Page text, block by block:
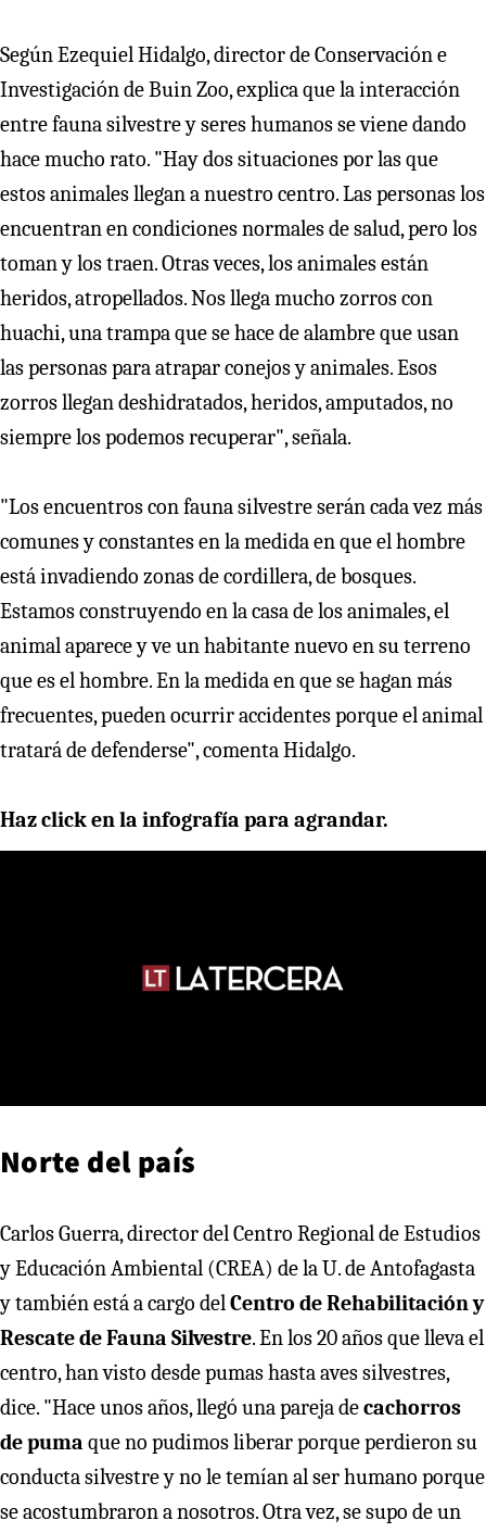
Según Ezequiel Hidalgo, director de Conservación e
Investigación de Buin Zoo, explica que la interacción
entre fauna silvestre y seres humanos se viene dando
hace mucho rato. "Hay dos situaciones por las que
estos animales llegan a nuestro centro. Las personas los
encuentran en condiciones normales de salud, pero los
toman y los traen. Otras veces, los animales están
heridos, atropellados. Nos llega mucho zorros con
huachi, una trampa que se hace de alambre que usan
las personas para atrapar conejos y animales. Esos
zorros llegan deshidratados, heridos, amputados, no
siempre los podemos recuperar", señala.
"Los encuentros con fauna silvestre serán cada vez más
comunes y constantes en la medida en que el hombre
está invadiendo zonas de cordillera, de bosques.
Estamos construyendo en la casa de los animales, el
animal aparece y ve un habitante nuevo en su terreno
que es el hombre. En la medida en que se hagan más
frecuentes, pueden ocurrir accidentes porque el animal
tratará de defenderse", comenta Hidalgo.
Haz click en la infografía para agrandar.
Norte del país
Carlos Guerra, director del Centro Regional de Estudios
y Educación Ambiental (CREA) de la U. de Antofagasta
y también está a cargo delCentro de Rehabilitación y
Rescate de Fauna Silvestre. En los 20 años que lleva el
centro, han visto desde pumas hasta aves silvestres,
dice. "Hace unos años, llegó una pareja decachorros
de puma que no pudimos liberar porque perdieron su
conducta silvestre y no le temían al ser humano porque
se acostumbraron a nosotros. Otra vez, se supo de un